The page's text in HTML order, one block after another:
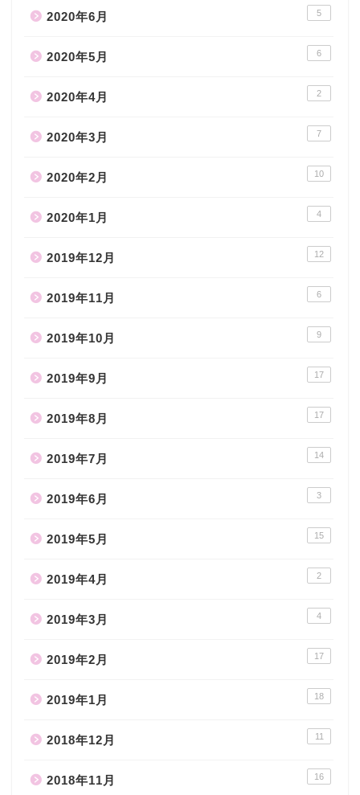
2020年6月 5
2020年5月 6
2020年4月 2
2020年3月 7
2020年2月 10
2020年1月 4
2019年12月 12
2019年11月 6
2019年10月 9
2019年9月 17
2019年8月 17
2019年7月 14
2019年6月 3
2019年5月 15
2019年4月 2
2019年3月 4
2019年2月 17
2019年1月 18
2018年12月 11
2018年11月 16